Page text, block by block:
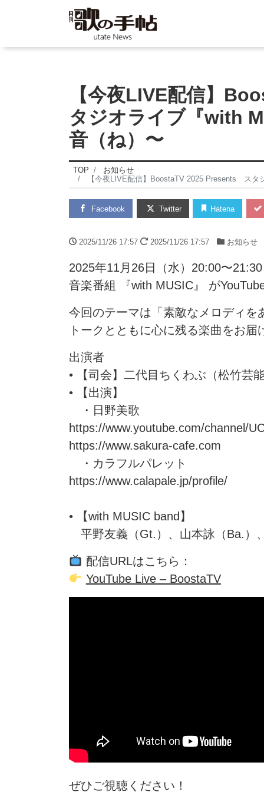
【今夜LIVE配信】
タジオライブ『with
音（ね）〜
TOP
お知らせ
【今夜LIVE配信】BoostaTV 2025 Presents スタ
Facebook Twitter Hatena
2025/11/26 17:57 2025/11/26 17:57 お知らせ
2025年11月26日（水）20:00〜21:30
音楽番組 『with MUSIC』 が
今回のテーマは「素敵なメロディを
トークとともに心に残る楽曲をお届
出演者
• 【司会】二代目ちくわぶ（松竹芸
• 【出演】
・日野美歌
https://www.youtube.com/channel/
https://www.sakura-cafe.com
・カラフルパレット
https://www.calapale.jp/profile/
• 【with MUSIC band】
平野友義（Gt.）、山本詠（Ba.）
配信URLはこちら：
YouTube Live – BoostaTV
ぜひご視聴ください！